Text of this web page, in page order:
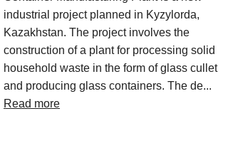
industrial project planned in Kyzylorda,
Kazakhstan. The project involves the
construction of a plant for processing solid
household waste in the form of glass cullet
and producing glass containers. The de...
Read more